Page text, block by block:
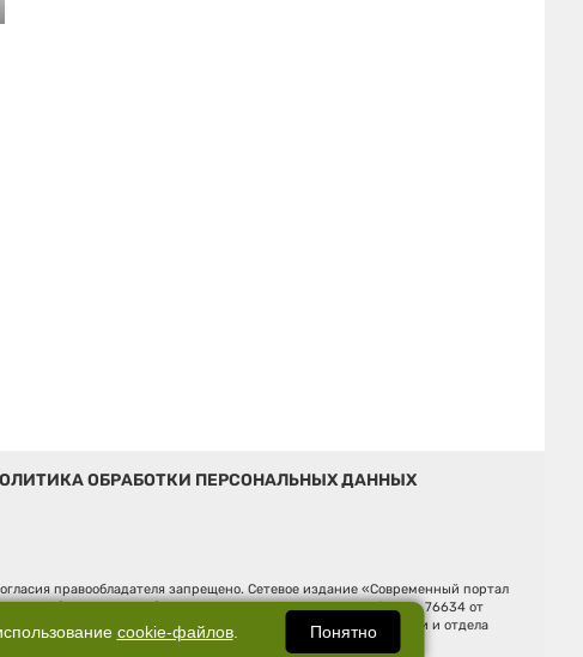
ОБРАБОТКИ ПЕРСОНАЛЬНЫХ ДАННЫХ
правообладателя запрещено. Сетевое издание «Современный портал
(Роскомнадзор). Регистрационный номер ЭЛ № ФС 77 - 76634 от
Ельцина, строение 3, оф. 7015 Фактический адрес редакции и отдела
Дмитрий Владимирович
cookie-файлов. Понятно